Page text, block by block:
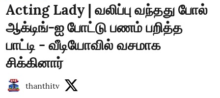
Acting Lady | வலிப்பு வந்தது போல்
ஆக்டிங்-ஐ போட்டு பணம் பறித்த
பாட்டி - வீடியோவில் வசமாக
சிக்கினார்
thanthitv